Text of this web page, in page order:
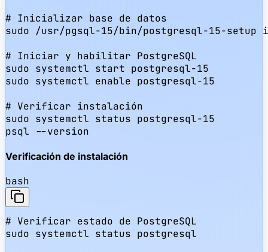
# Inicializar base de datos
sudo /usr/pgsql-15/bin/postgresql-15-setup
# Iniciar y habilitar PostgreSQL
sudo systemctl start postgresql-15
sudo systemctl enable postgresql-15
# Verificar instalación
sudo systemctl status postgresql-15
psql --version
Verificación de instalación
bash
# Verificar estado de PostgreSQL
sudo systemctl status postgresql